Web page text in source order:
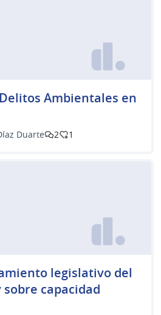
Ambientales en
Duarte 2 1
legislativo del
capacidad